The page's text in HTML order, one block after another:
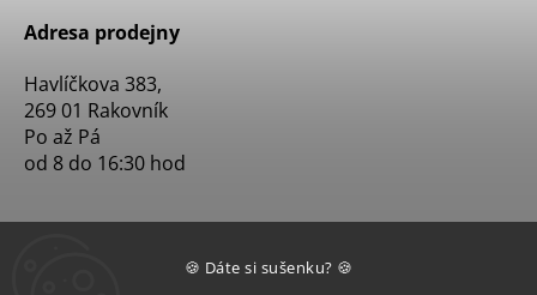
🍪 Dáte si sušenku? 🍪
Adresa prodejny
Havlíčkova 383,
269 01 Rakovník
Po až Pá
od 8 do 16:30 hod